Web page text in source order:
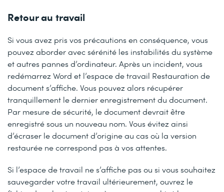
Retour au travail
Si vous avez pris vos précautions en conséquence, vous
pouvez aborder avec sérénité les instabilités du système
et autres pannes d’ordinateur. Après un incident, vous
redémarrez Word et l’espace de travail Restauration de
documents’affiche. Vous pouvez alors récupérer
tranquillement le dernier enregistrement du document.
Par mesure de sécurité, le document devrait être
enregistré sous un nouveau nom. Vous évitez ainsi
d’écraser le document d’origine au cas où la version
restaurée ne correspond pas à vos attentes.
Si l’espace de travail ne s’affiche pas ou si vous souhaitez
sauvegarder votre travail ultérieurement, ouvrez le